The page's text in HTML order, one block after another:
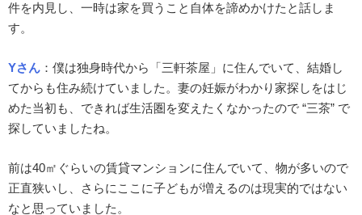
件を内見し、一時は家を買うこと自体を諦めかけたと話しま
す。
Yさん ： 僕は独身時代から「三軒茶屋」に住んでいて、結婚し
てからも住み続けていました。妻の妊娠がわかり家探しをはじ
めた当初も、できれば生活圏を変えたくなかったので “三茶” で
探していましたね。
前は40㎡ぐらいの賃貸マンションに住んでいて、物が多いので
正直狭いし、さらにここに子どもが増えるのは現実的ではない
なと思っていました。